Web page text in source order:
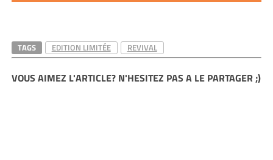
TAGS EDITION LIMITÉE REVIVAL
VOUS AIMEZ L'ARTICLE? N'HESITEZ PAS A LE PARTAGER ;)